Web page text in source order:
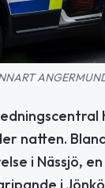
natten.
i Nässjö,
i